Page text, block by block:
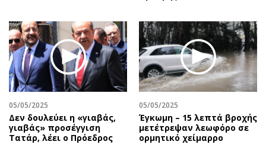
05/05/2025
Δεν δουλεύει η «γιαβάς,
γιαβάς» προσέγγιση
Τατάρ, λέει ο Πρόεδρος
05/05/2025
Έγκωμη – 15 λεπτά βροχής
μετέτρεψαν λεωφόρο σε
ορμητικό χείμαρρο